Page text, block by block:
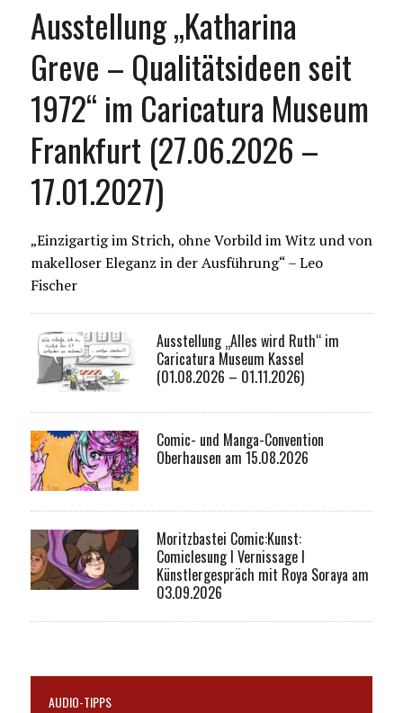
Ausstellung „Katharina
Greve – Qualitätsideen seit
1972“ im Caricatura Museum
Frankfurt (27.06.2026 –
17.01.2027)
„Einzigartig im Strich, ohne Vorbild im Witz und von
makelloser Eleganz in der Ausführung“ – Leo
Fischer
Ausstellung „Alles wird Ruth“ im
Caricatura Museum Kassel
(01.08.2026 – 01.11.2026)
Comic- und Manga-Convention
Oberhausen am 15.08.2026
Moritzbastei Comic:Kunst:
Comiclesung I Vernissage I
Künstlergespräch mit Roya Soraya am
03.09.2026
AUDIO-TIPPS